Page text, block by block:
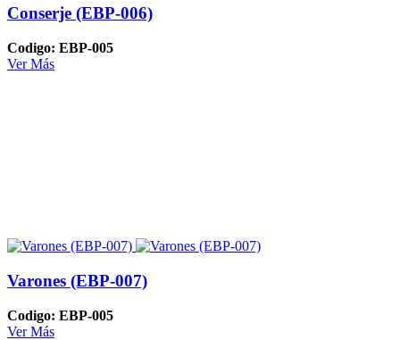
Conserje (EBP-006)
Codigo: EBP-005
Ver Más
Varones (EBP-007)
Codigo: EBP-005
Ver Más